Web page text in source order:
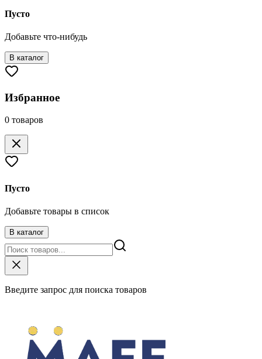
Пусто
Добавьте что-нибудь
В каталог
Избранное
0 товаров
Пусто
Добавьте товары в список
В каталог
Введите запрос для поиска товаров